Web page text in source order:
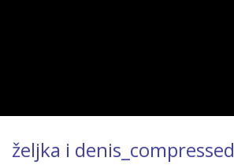
željka i denis_compressed